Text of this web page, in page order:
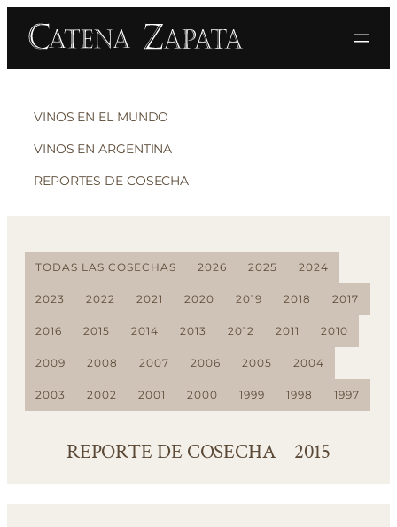
VINOS EN EL MUNDO
VINOS EN ARGENTINA
REPORTES DE COSECHA
TODAS LAS COSECHAS 2026 2025 2024
2023 2022 2021 2020 2019 2018 2017
2016 2015 2014 2013 2012 2011 2010
2009 2008 2007 2006 2005 2004
2003 2002 2001 2000 1999 1998 1997
REPORTE DE COSECHA – 2015